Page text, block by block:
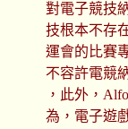
對電子競技
技根本不存
運會的比賽
不容許電競
，此外，
為，電子遊